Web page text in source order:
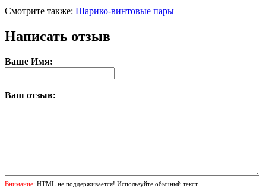
Смотрите также: Шарико-винтовые пары
Написать отзыв
Ваше Имя:
Ваш отзыв:
Внимание: HTML не поддерживается! Используйте обычный текст.